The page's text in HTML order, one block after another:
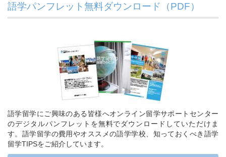
語学パンフレット無料ダウンロード（PDF）
語学留学にご興味のある皆様へオンライン留学サポートセンター
のデジタルパンフレットを無料でダウンロードしていただけま
す。語学留学の費用やオススメの語学学校、知っておくべき語学
留学TIPSをご紹介しています。